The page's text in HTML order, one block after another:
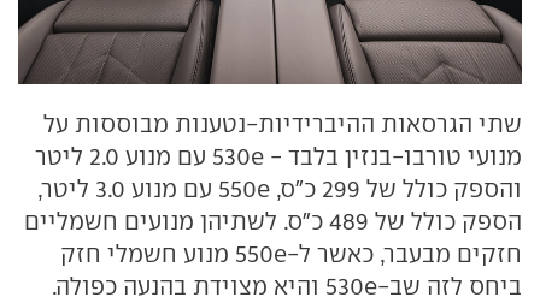
שתי הגרסאות ההיברידיות-נטענות מבוססות על
מנועי טורבו-בנזין בלבד - 530e עם מנוע 2.0 ליטר
והספק כולל של 299 כ"ס, 550e עם מנוע 3.0 ליטר,
הספק כולל של 489 כ"ס. לשתיהן מנועים חשמליים
חזקים מבעבר, כאשר ל-550e מנוע חשמלי חזק
ביחס לזה שב-530e והיא מצוידת בהנעה כפולה.